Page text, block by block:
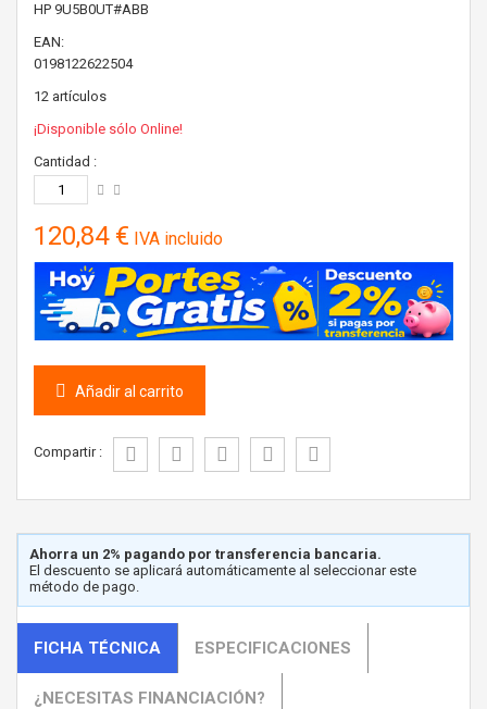
HP 9U5B0UT#ABB
EAN:
0198122622504
12 artículos
¡Disponible sólo Online!
Cantidad :
120,84 € IVA incluido
Añadir al carrito
Compartir :
Ahorra un 2% pagando por transferencia bancaria.
El descuento se aplicará automáticamente al seleccionar este
método de pago.
FICHA TÉCNICA ESPECIFICACIONES
¿NECESITAS FINANCIACIÓN?